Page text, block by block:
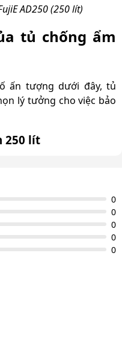
AD250 (250 lít)
tủ chống ẩm
ấn tượng dưới đây, tủ
lý tưởng cho việc bảo
250 lít
rộng rãi để bảo quản
chia thành 2 khoang
phân tầng với các
xuống nhờ thanh ray hai
0
0
0
0
0